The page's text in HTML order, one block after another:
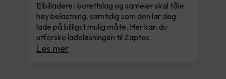
Elbilladere i borettslag og sameier skal tåle
høy belastning, samtidig som den lar deg
lade på billigst mulig måte. Her kan du
utforske ladeløsningen til Zaptec.
Les mer